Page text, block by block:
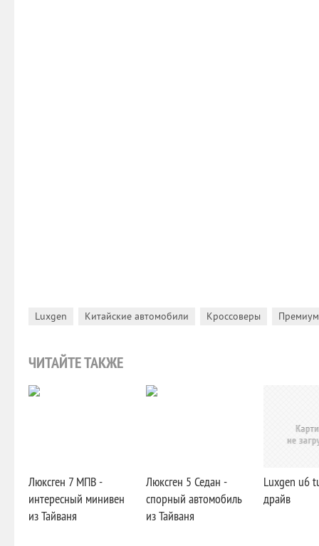
Luxgen Китайские автомобили Кроссоверы
ЧИТАЙТЕ ТАКЖЕ
Люксген 7 МПВ -
интересный минивен
из Тайваня
Люксген 5 Седан -
cпорный автомобиль
из Тайваня
Luxgen u6
драйв